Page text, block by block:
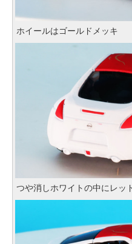
ホイールはゴールドメッキ
つや消しホワイトの中にレッ